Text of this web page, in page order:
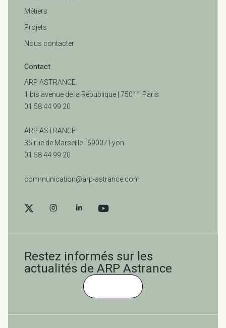
Métiers
Projets
Nous contacter
Contact
ARP ASTRANCE
1 bis avenue de la République | 75011 Paris
01 58 44 99 20
ARP ASTRANCE
35 rue de Marseille | 69007 Lyon
01 58 44 99 20
communication@arp-astrance.com
Restez informés sur les
actualités de ARP Astrance